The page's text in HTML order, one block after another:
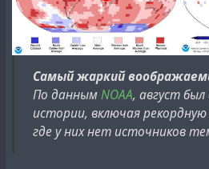
Самый жаркий
По даннымNOAA, август
истории, включая
где у них нет источников